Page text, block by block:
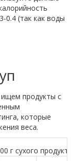
0.4 (так как воды
продукты с
которые
веса.
г сухого продукта)